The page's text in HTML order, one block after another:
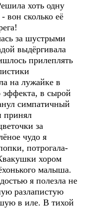
хоть одну
вон сколько её
за шустрыми
выдёргивала
прилеплять
на лужайке в
эффекта, в сырой
симпатичный
принял
за
чудо я
потрогала-
хором
малыша.
я полезла не
разлапистую
в иле. В тихой